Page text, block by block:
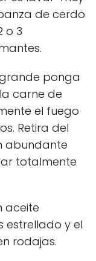
de cerdo
o 3
ponga
carne de
el fuego
Retira del
abundante
totalmente
aceite
estrellado y el
rodajas.